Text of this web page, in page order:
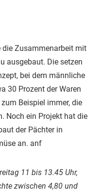
die Zusammenarbeit mit
ausgebaut. Die setzen
bei dem männliche
30 Prozent der Waren
Beispiel immer, die
Noch ein Projekt hat die
der Pächter in
an. anf
11 bis 13.45 Uhr,
zwischen 4,80 und